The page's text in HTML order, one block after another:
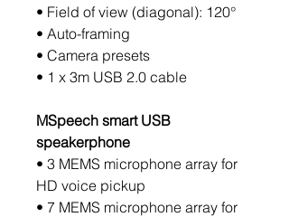
• Field of view (diagonal): 120°
• Auto-framing
• Camera presets
• 1 x 3m USB 2.0 cable
MSpeech smart USB
speakerphone
• 3 MEMS microphone array for
HD voice pickup
• 7 MEMS microphone array for